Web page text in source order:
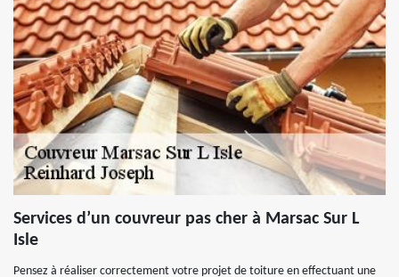
Services d’un couvreur pas cher à Marsac Sur L
Isle
Pensez à réaliser correctement votre projet de toiture en effectuant une